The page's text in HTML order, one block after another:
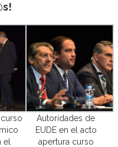
el
Autoridades de
EUDE en el acto
apertura curso